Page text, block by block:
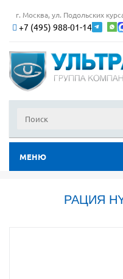
г. Москва, ул. Подольских
+7 (495) 988-01-14
МЕНЮ
РАЦИЯ